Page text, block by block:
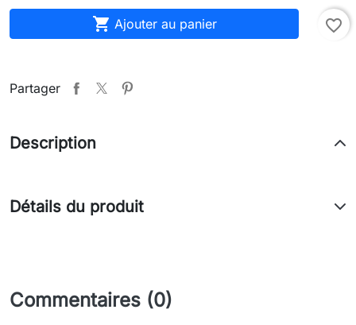
 Ajouter au panier favorite_border
Partager
Description
Détails du produit
Commentaires (0)